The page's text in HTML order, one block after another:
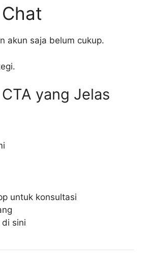
akun saja belum cukup.
yang Jelas
untuk konsultasi
di sini